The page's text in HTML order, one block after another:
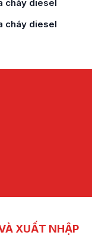
cháy diesel
cháy diesel
XUẤT NHẬP